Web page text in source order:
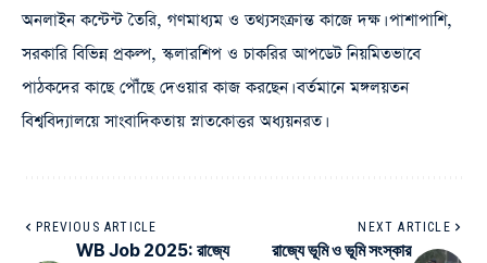
অনলাইন কন্টেন্ট তৈরি, গণমাধ্যম ও তথ্যসংক্রান্ত কাজে দক্ষ। পাশাপাশি,
সরকারি বিভিন্ন প্রকল্প, স্কলারশিপ ও চাকরির আপডেট নিয়মিতভাবে
পাঠকদের কাছে পৌঁছে দেওয়ার কাজ করছেন। বর্তমানে মঙ্গলয়তন
বিশ্ববিদ্যালয়ে সাংবাদিকতায় স্নাতকোত্তর অধ্যয়নরত।
PREVIOUS ARTICLE
WB Job 2025: রাজ্যে
NEXT ARTICLE
রাজ্যে ভূমি ও ভূমি সংস্কার